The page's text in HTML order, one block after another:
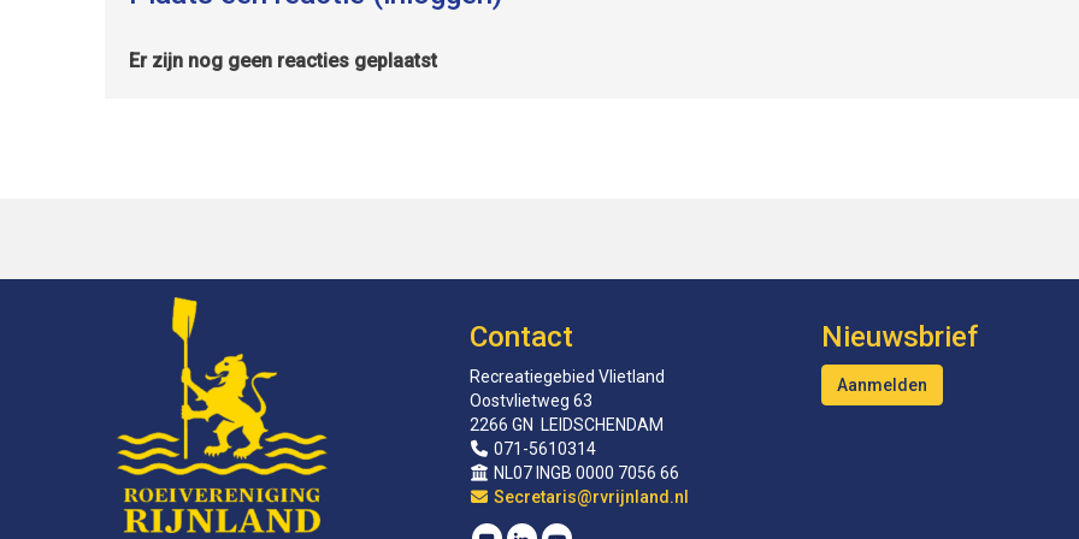
Er zijn nog geen reacties geplaatst
Contact
Recreatiegebied Vlietland
Oostvlietweg 63
2266 GN LEIDSCHENDAM
071-5610314
NL07 INGB 0000 7056 66
siraterceS@rvrijnland.nl
Nieuwsbrief
Aanmelden